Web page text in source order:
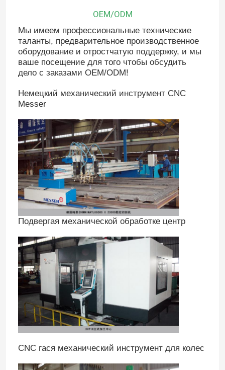
OEM/ODM
Мы имеем профессиональные технические
таланты, предварительное производственное
оборудование и отростчатую поддержку, и мы
ваше посещение для того чтобы обсудить
дело с заказами OEM/ODM!
Немецкий механический инструмент CNC
Messer
Подвергая механической обработке центр
CNC гася механический инструмент для колес